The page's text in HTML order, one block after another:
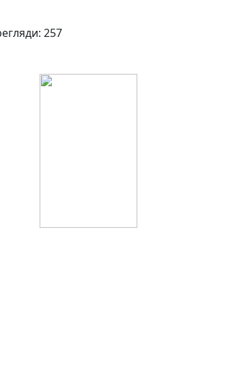
257
ВЧИТЕЛІВ УКРАЇНСЬКОЇ МОВИ І
обласного педагогічного ліцею для